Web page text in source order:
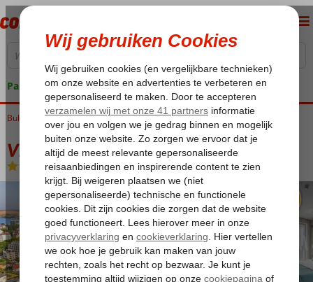
Pakketgarantie
Home
Bulgarije Zwarte Zee Pomorie Via Pontica Resort
Via Pontica Resort
Ultra All Inclusive-Hotel